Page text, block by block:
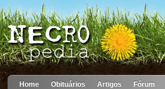
Home Obituários Artigos Fórum